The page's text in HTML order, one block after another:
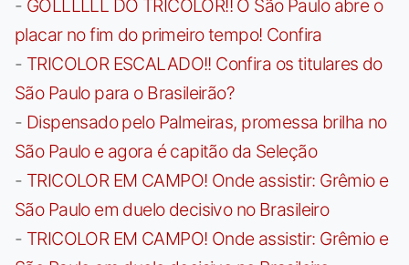
- GOLLLLLL DO TRICOLOR!! O São Paulo abre o
placar no fim do primeiro tempo! Confira
- TRICOLOR ESCALADO!! Confira os titulares do
São Paulo para o Brasileirão?
- Dispensado pelo Palmeiras, promessa brilha no
São Paulo e agora é capitão da Seleção
- TRICOLOR EM CAMPO! Onde assistir: Grêmio e
São Paulo em duelo decisivo no Brasileiro
- TRICOLOR EM CAMPO! Onde assistir: Grêmio e